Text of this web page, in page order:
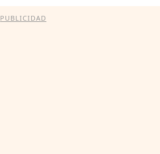
PUBLICIDAD